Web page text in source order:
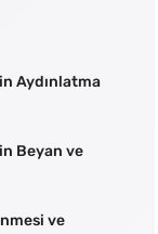
Aydınlatma
Beyan ve
ve